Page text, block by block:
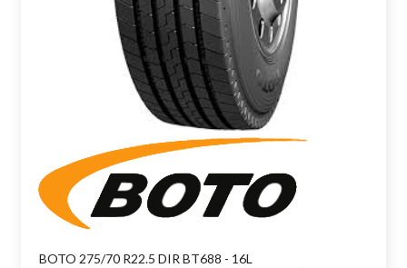
BOTO 275/70 R22.5 DIR BT688 - 16L